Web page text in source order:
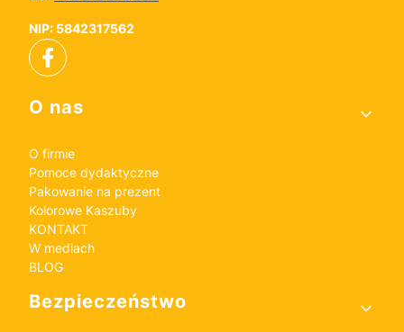
NIP: 5842317562
Linki w stopce
O nas
O firmie
Pomoce dydaktyczne
Pakowanie na prezent
Kolorowe Kaszuby
KONTAKT
W mediach
BLOG
Bezpieczeństwo